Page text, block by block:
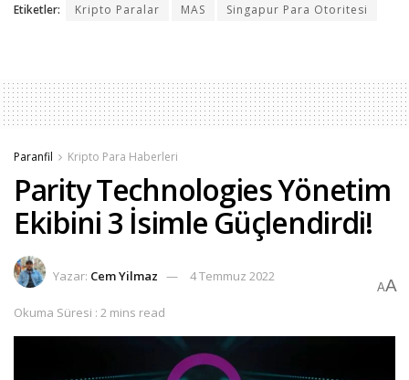
Etiketler: Kripto Paralar MAS Singapur Para Otoritesi
Paranfil Kripto Para Haberleri
Parity Technologies Yönetim
Ekibini 3 İsimle Güçlendirdi!
Yazar: Cem Yilmaz 4 Temmuz 2022
Okuma Süresi : 2 mins read
AA